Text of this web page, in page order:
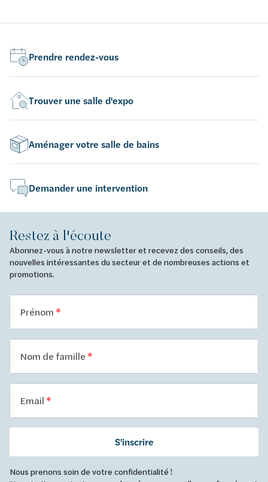
Prendre rendez-vous
Trouver une salle d'expo
Aménager votre salle de bains
Demander une intervention
Restez à l'écoute
Abonnez-vous à notre newsletter et recevez des conseils, des
nouvelles intéressantes du secteur et de nombreuses actions et
promotions.
Prénom
Nom de famille
Email
S'inscrire
Nous prenons soin de votre confidentialité !